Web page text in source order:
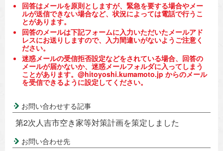
回答はメールを原則としますが、緊急を要する場合やメー
ルが送信できない場合など、状況によっては電話で行うこ
とがあります。
回答のメールは下記フォームに入力いただいたメールアド
レスにお送りしますので、入力間違いがないようご注意く
ださい。
迷惑メールの受信拒否設定などをされている場合、回答の
メールが届かないか、迷惑メールフォルダに入ってしまう
ことがあります。@hitoyoshi.kumamoto.jp からのメール
を受信できるように設定してください。
お問い合わせする記事
第2次人吉市空き家等対策計画を策定しました
お問い合わせ先